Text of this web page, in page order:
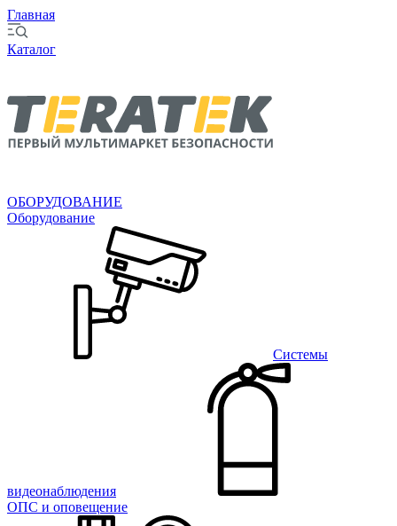
Главная
Каталог
ОБОРУДОВАНИЕ
Оборудование
Системы
видеонаблюдения
ОПС и оповещение